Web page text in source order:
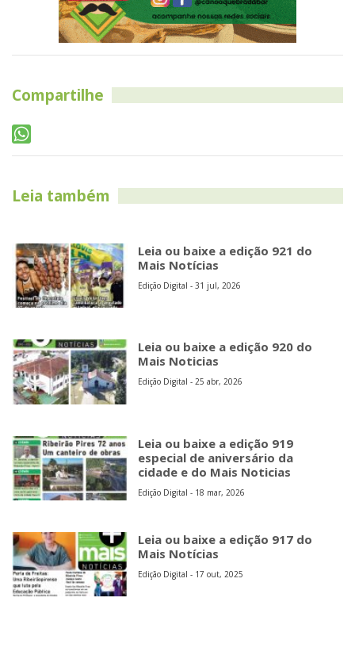
Compartilhe
Leia também
Leia ou baixe a edição 921 do
Mais Notícias
Edição Digital - 31 jul, 2026
Leia ou baixe a edição 920 do
Mais Noticias
Edição Digital - 25 abr, 2026
Leia ou baixe a edição 919
especial de aniversário da
cidade e do Mais Noticias
Edição Digital - 18 mar, 2026
Leia ou baixe a edição 917 do
Mais Notícias
Edição Digital - 17 out, 2025